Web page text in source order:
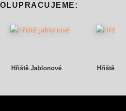
Hřiště Jablonové Hřiště